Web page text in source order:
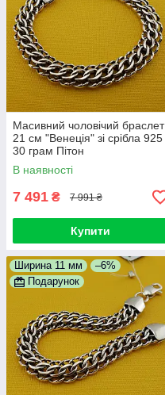
Масивний чоловічий браслет
21 см "Венеція" зі срібла 925
30 грам Пітон
В наявності
7 491 ₴ 7 991 ₴
Купити
Ширина 11 мм
–6%
Подарунок